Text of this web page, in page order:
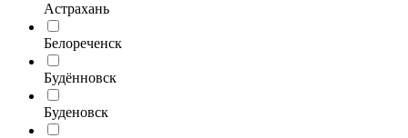
Астрахань
Белореченск
Будённовск
Буденовск